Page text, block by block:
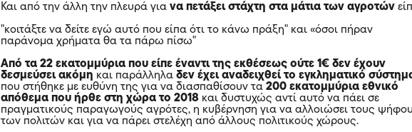
Και από την άλλη την πλευρά για να πετάξει στάχτη στα μάτια των αγροτών
"κοιτάξτε να δείτε εγώ αυτό που είπα ότι το κάνω πράξη" και «όσοι πήραν
παράνομα χρήματα θα τα πάρω πίσω"
Από τα 22 εκατομμύρια που είπε έναντι της εκθέσεως ούτε 1€ δεν έχουν
δεσμεύσει ακόμη και παράλληλαδεν έχει αναδειχθεί το εγκληματικό
που στήθηκε με ευθύνη της για να διασπαθίσουν τα 200 εκατομμύρια εθνικό
απόθεμα που ήρθε στη χώρα το 2018 και δυστυχώς αντί αυτό να πάει σε
πραγματικούς παραγωγούς αγρότες, η κυβέρνηση για να αλλοιώσει τους
των πολιτών και για να πάρει στελέχη από άλλους πολιτικούς χώρους.